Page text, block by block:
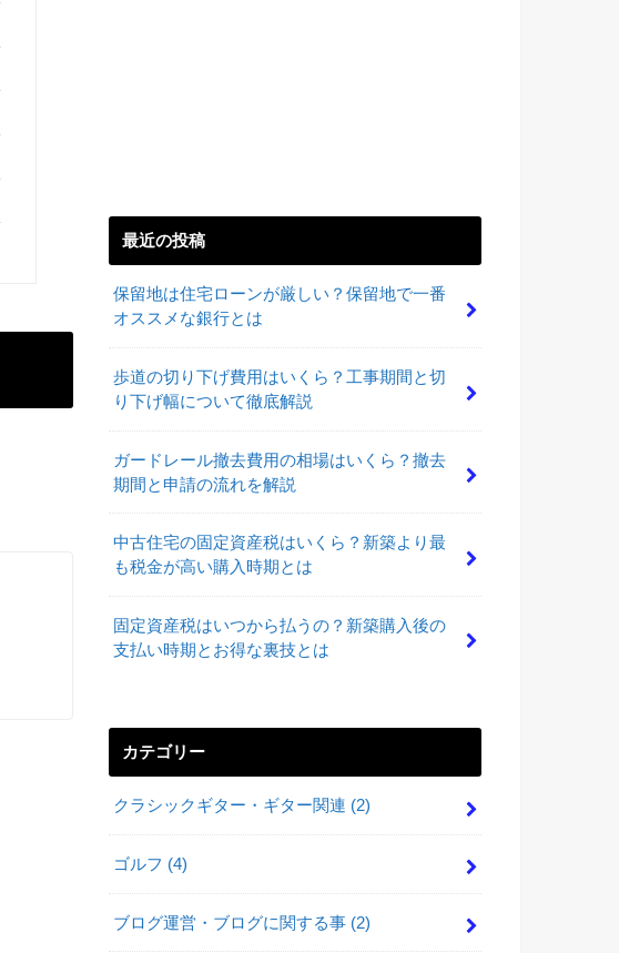
最近の投稿
保留地は住宅ローンが厳しい？保留地で一番
オススメな銀行とは
歩道の切り下げ費用はいくら？工事期間と切
り下げ幅について徹底解説
ガードレール撤去費用の相場はいくら？撤去
期間と申請の流れを解説
中古住宅の固定資産税はいくら？新築より最
も税金が高い購入時期とは
固定資産税はいつから払うの？新築購入後の
支払い時期とお得な裏技とは
カテゴリー
クラシックギター・ギター関連 (2)
ゴルフ (4)
ブログ運営・ブログに関する事 (2)